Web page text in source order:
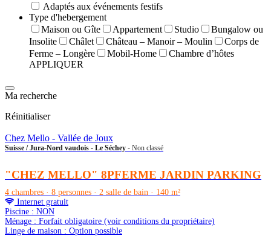
Adaptés aux événements festifs
Type d'hebergement
Maison ou Gîte
Appartement Studio
Bungalow ou
Insolite
Châlet Château – Manoir – Moulin
Corps de
Ferme – Longère
Mobil-Home
Chambre d’hôtes
APPLIQUER
Ma recherche
Réinitialiser
Chez Mello - Vallée de Joux
Suisse / Jura-Nord vaudois - Le Séchey - Non classé
"CHEZ MELLO" 8PFERME JARDIN PARKING
4 chambres · 8 personnes · 2 salle de bain · 140 m²
Internet gratuit
Piscine : NON
Ménage : Forfait obligatoire (voir conditions du propriétaire)
Linge de maison : Option possible